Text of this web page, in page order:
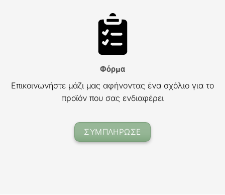
Φόρμα
Επικοινωνήστε μάζι μας αφήνοντας ένα σχόλιο για το
προϊόν που σας ενδιαφέρει
ΣΥΜΠΛΗΡΩΣΕ